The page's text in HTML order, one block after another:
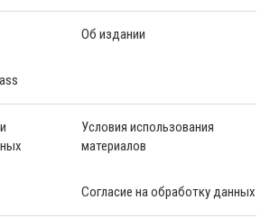
Об издании
Условия использования
материалов
Согласие на обработку данных